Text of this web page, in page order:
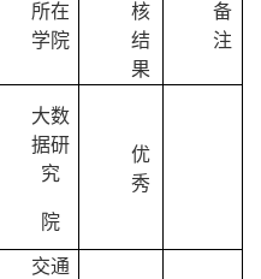
所在
学院
核
结
果
备
注
大数
据研
究
院
优
秀
交通